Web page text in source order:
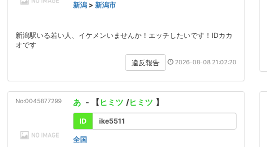
新潟 > 新潟市
新潟駅いる若い人、イケメンいませんか！エッチしたいです！IDカカ
オです
違反報告 2026-08-08 21:02:20
No:0045877299 あ - 【 ヒミツ /ヒミツ 】
ID ike5511
全国